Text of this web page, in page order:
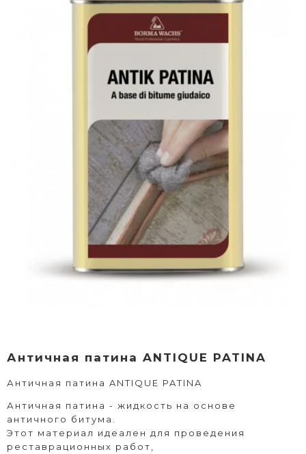
Античная патина ANTIQUE PATINA
Античная патина ANTIQUE PATINA
Античная патина - жидкость на основе
античного битума.
Этот материал идеален для проведения
реставрационных работ,